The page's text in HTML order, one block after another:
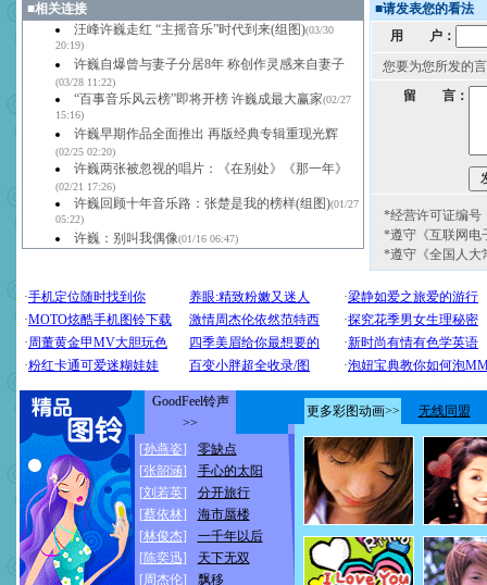
■相关连接
汪峰许巍走红 “主摇音乐”时代到来(组图)(03/30
20:19)
许巍自爆曾与妻子分居8年 称创作灵感来自妻子
(03/28 11:22)
“百事音乐风云榜”即将开榜 许巍成最大赢家(02/27
15:16)
许巍早期作品全面推出 再版经典专辑重现光辉
(02/25 02:20)
许巍两张被忽视的唱片：《在别处》《那一年》
(02/21 17:26)
许巍回顾十年音乐路：张楚是我的榜样(组图)(01/27
05:22)
许巍：别叫我偶像(01/16 06:47)
■请发表您的看法
用 户：
您要为您所发的
留 言：
*经营许可证编号
*遵守《互联网电
*遵守《全国人大